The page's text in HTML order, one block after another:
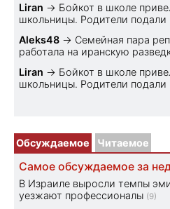
Liran → Бойкот в школе
школьницы. Родители
Aleks48 → Семейная пара
работала на иранскую
Liran → Бойкот в школе
школьницы. Родители
Обсуждаемое Читаемое
Самое обсуждаемое за
В Израиле выросли темпы
уезжают профессионалы (9)